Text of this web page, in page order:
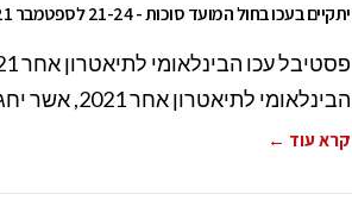
יתקיים בעכו בחול המועד סוכות - 21-24 לספטמבר 2021.
הבינלאומי לתיאטרון אחר 2021, אשר יחגוג את שנתו ה-42
קרא עוד ←